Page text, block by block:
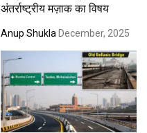
अंतर्राष्ट्रीय मज़ाक का विषय
Anup Shukla December, 2025